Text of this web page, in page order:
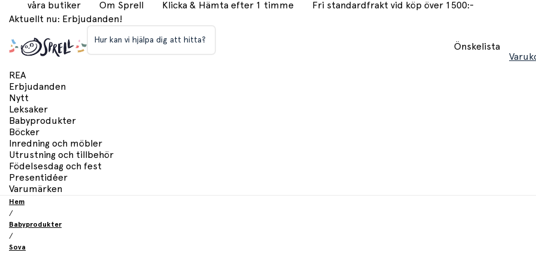
våra butiker Om Sprell Klicka & Hämta efter 1 timme
Fri standardfrakt vid köp över 1500:-
Aktuellt nu: Erbjudanden!
Hur kan vi hjälpa dig att hitta?
Önskelista
REA
Erbjudanden
Nytt
Leksaker
Babyprodukter
Böcker
Inredning och möbler
Utrustning och tillbehör
Födelsesdag och fest
Presentidéer
Varumärken
Hem
/
Babyprodukter
/
Sova